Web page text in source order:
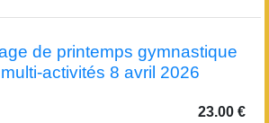
de printemps gymnastique
activités 8 avril 2026
23.00 €